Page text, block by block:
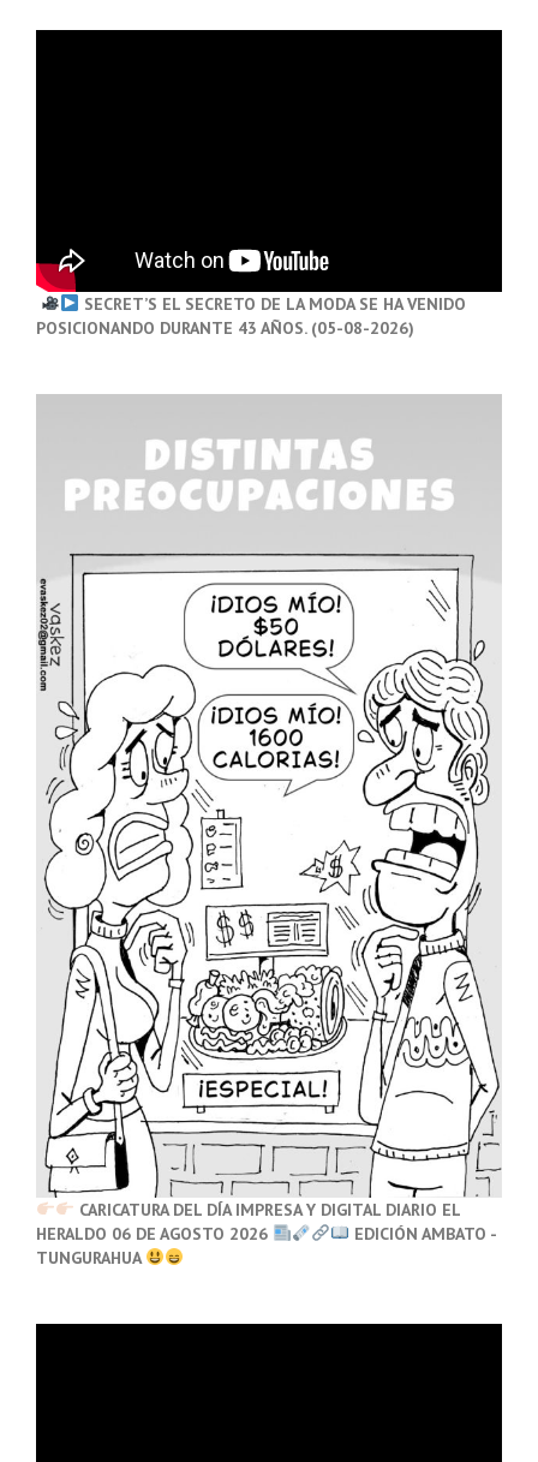
SECRET’S EL SECRETO DE LA MODA SE HA VENIDO
POSICIONANDO DURANTE 43 AÑOS. (05-08-2026)
CARICATURA DEL DÍA IMPRESA Y DIGITAL DIARIO EL
HERALDO 06 DE AGOSTO 2026
EDICIÓN AMBATO -
TUNGURAHUA